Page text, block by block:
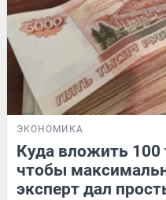
ЭКОНОМИКА
Куда вложить 100
чтобы
эксперт дал